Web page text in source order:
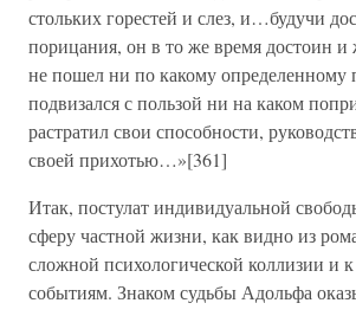
стольких горестей и слез, и…будучи
порицания, он в то же время достоин
не пошел ни по какому определенному
подвизался с пользой ни на каком
растратил свои способности,
своей прихотью…»[361]
Итак, постулат индивидуальной
сферу частной жизни, как видно из
сложной психологической коллизии и
событиям. Знаком судьбы Адольфа